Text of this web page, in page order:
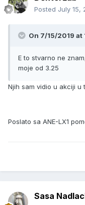
Posted July 15,
On 7/15/2019 at
E to stvarno ne
moje od 3.25
Njih sam vidio u akciji u
Poslato sa ANE-LX1
Sasa